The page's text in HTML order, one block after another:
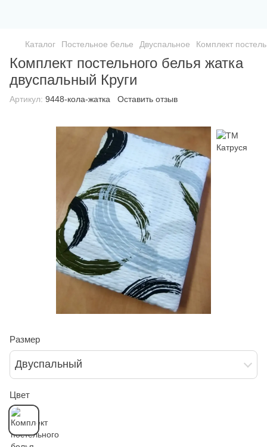
Каталог Постельное белье Двуспальное Комплект
Комплект постельного белья жатка
двуспальный Круги
Артикул: 9448-кола-жатка Оставить отзыв
Размер
Двуспальный
Цвет